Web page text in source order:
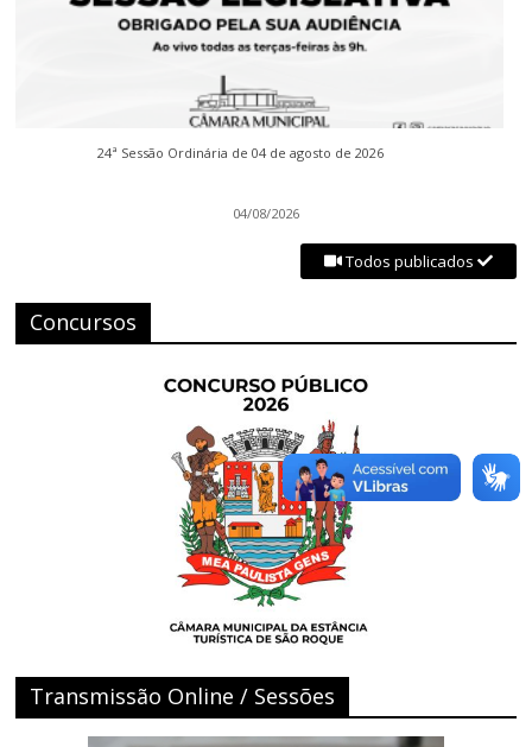
24ª Sessão Ordinária de 04 de agosto de 2026
04/08/2026
Todos publicados
Concursos
Transmissão Online / Sessões